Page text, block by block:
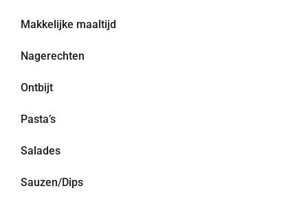
Makkelijke maaltijd
Nagerechten
Ontbijt
Pasta’s
Salades
Sauzen/Dips